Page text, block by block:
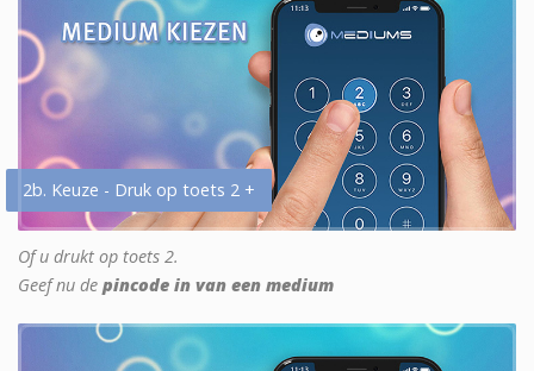
2b. Keuze - Druk op toets 2 +
Of u drukt op toets 2.
Geef nu de pincode in van een medium